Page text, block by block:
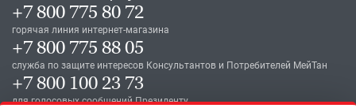
+7 800 775 80 72
горячая линия интернет-магазина
+7 800 775 88 05
служба по защите интересов Консультантов и Потребителей МейТан
+7 800 100 23 73
для голосовых сообщений Президенту